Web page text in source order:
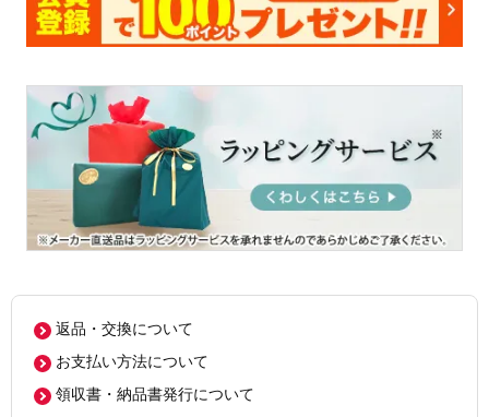
返品・交換について
お支払い方法について
領収書・納品書発行について